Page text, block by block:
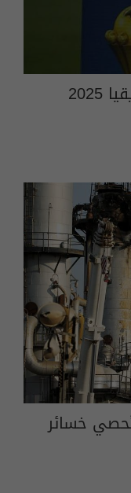
"كاف" يحسم استضافة كأس أفريقيا 2025
خسائر